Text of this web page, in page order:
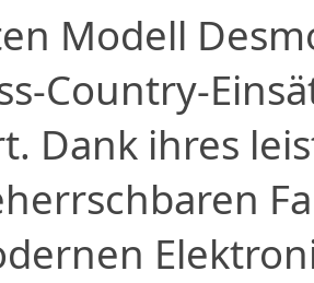
Modell
Country-
Dank ihres